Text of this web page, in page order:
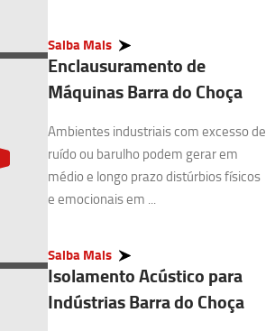
Saiba Mais
Enclausuramento de
Máquinas Barra do Choça
Ambientes industriais com excesso de
ruído ou barulho podem gerar em
médio e longo prazo distúrbios físicos
e emocionais em ...
Saiba Mais
Isolamento Acústico para
Indústrias Barra do Choça